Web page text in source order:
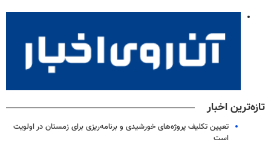
تازه‌ترین اخبار
تعیین تکلیف پروژه‌های خورشیدی و برنامه‌ریزی برای زمستان در اولویت
است